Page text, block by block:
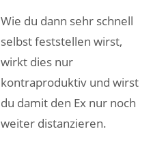
Wie du dann sehr schnell
selbst feststellen wirst,
wirkt dies nur
kontraproduktiv und wirst
du damit den Ex nur noch
weiter distanzieren.